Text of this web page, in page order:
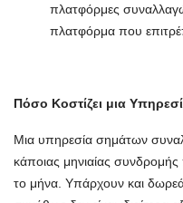
πλατφόρμες
πλατφόρμα που
Πόσο Κοστίζει μια
Μια υπηρεσία σημάτων
κάποιας μηνιαίας
το μήνα. Υπάρχουν και